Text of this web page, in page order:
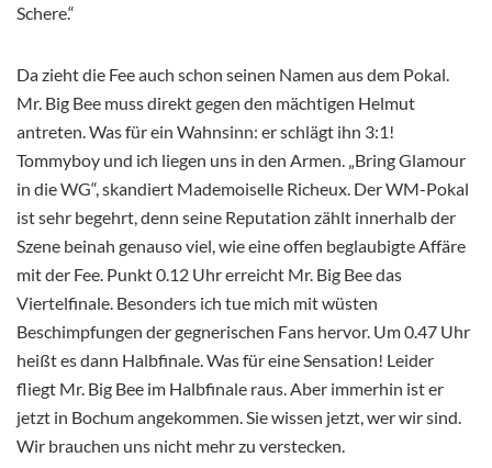
Schere.“
Da zieht die Fee auch schon seinen Namen aus dem Pokal.
Mr. Big Bee muss direkt gegen den mächtigen Helmut
antreten. Was für ein Wahnsinn: er schlägt ihn 3:1!
Tommyboy und ich liegen uns in den Armen. „Bring Glamour
in die WG“, skandiert Mademoiselle Richeux. Der WM-Pokal
ist sehr begehrt, denn seine Reputation zählt innerhalb der
Szene beinah genauso viel, wie eine offen beglaubigte Affäre
mit der Fee. Punkt 0.12 Uhr erreicht Mr. Big Bee das
Viertelfinale. Besonders ich tue mich mit wüsten
Beschimpfungen der gegnerischen Fans hervor. Um 0.47 Uhr
heißt es dann Halbfinale. Was für eine Sensation! Leider
fliegt Mr. Big Bee im Halbfinale raus. Aber immerhin ist er
jetzt in Bochum angekommen. Sie wissen jetzt, wer wir sind.
Wir brauchen uns nicht mehr zu verstecken.